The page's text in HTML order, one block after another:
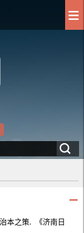
本之策.
《济南日